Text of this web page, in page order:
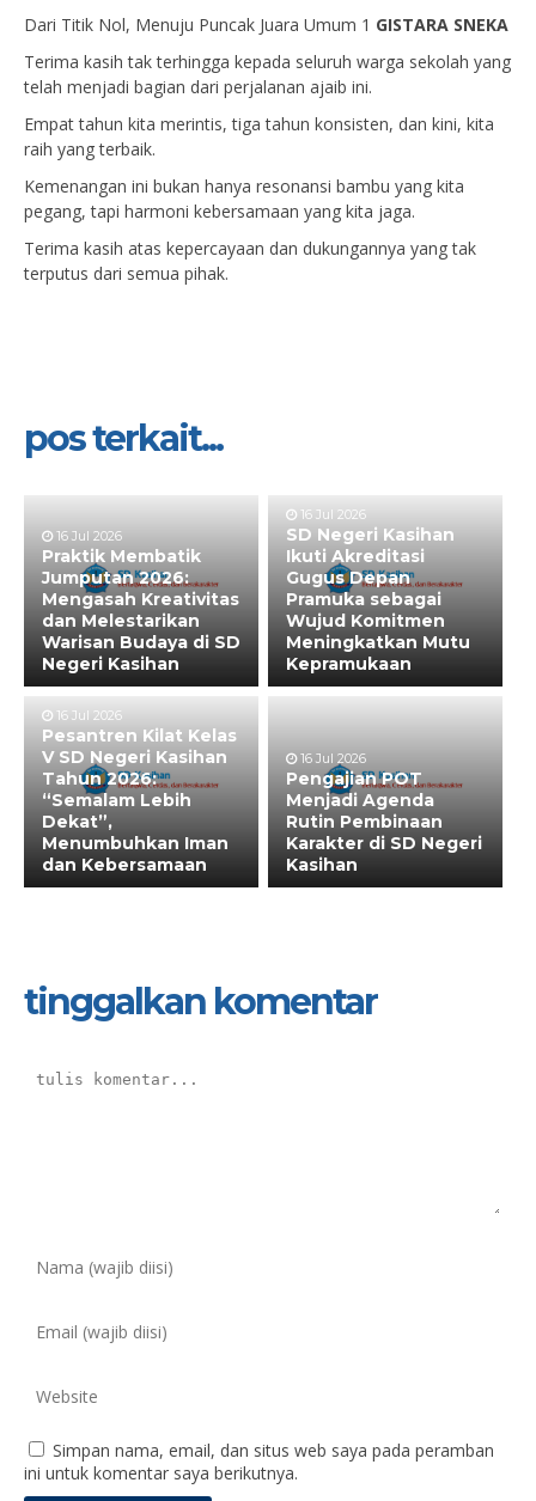
Dari Titik Nol, Menuju Puncak Juara Umum 1 GISTARA SNEKA
Terima kasih tak terhingga kepada seluruh warga sekolah yang
telah menjadi bagian dari perjalanan ajaib ini.
Empat tahun kita merintis, tiga tahun konsisten, dan kini, kita
raih yang terbaik.
Kemenangan ini bukan hanya resonansi bambu yang kita
pegang, tapi harmoni kebersamaan yang kita jaga.
Terima kasih atas kepercayaan dan dukungannya yang tak
terputus dari semua pihak.
pos terkait...
16 Jul 2026
Praktik Membatik
Jumputan 2026:
Mengasah Kreativitas
dan Melestarikan
Warisan Budaya di SD
Negeri Kasihan
16 Jul 2026
SD Negeri Kasihan
Ikuti Akreditasi
Gugus Depan
Pramuka sebagai
Wujud Komitmen
Meningkatkan Mutu
Kepramukaan
16 Jul 2026
Pesantren Kilat Kelas
V SD Negeri Kasihan
Tahun 2026:
“Semalam Lebih
Dekat”,
Menumbuhkan Iman
dan Kebersamaan
16 Jul 2026
Pengajian POT
Menjadi Agenda
Rutin Pembinaan
Karakter di SD Negeri
Kasihan
tinggalkan komentar
Simpan nama, email, dan situs web saya pada peramban
ini untuk komentar saya berikutnya.